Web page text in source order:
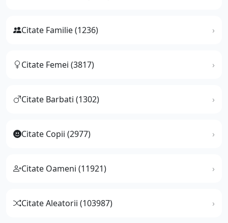
Citate Familie (1236)
Citate Femei (3817)
Citate Barbati (1302)
Citate Copii (2977)
Citate Oameni (11921)
Citate Aleatorii (103987)